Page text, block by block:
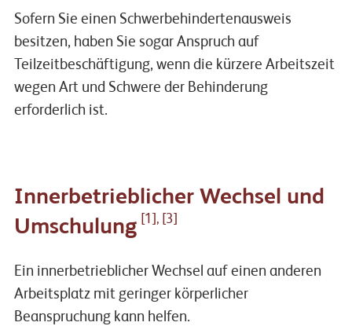
Sofern Sie einen Schwerbehindertenausweis
besitzen, haben Sie sogar Anspruch auf
Teilzeitbeschäftigung, wenn die kürzere Arbeitszeit
wegen Art und Schwere der Behinderung
erforderlich ist.
Innerbetrieblicher Wechsel und
Umschulung
[1], [3]
Ein innerbetrieblicher Wechsel auf einen anderen
Arbeitsplatz mit geringer körperlicher
Beanspruchung kann helfen.